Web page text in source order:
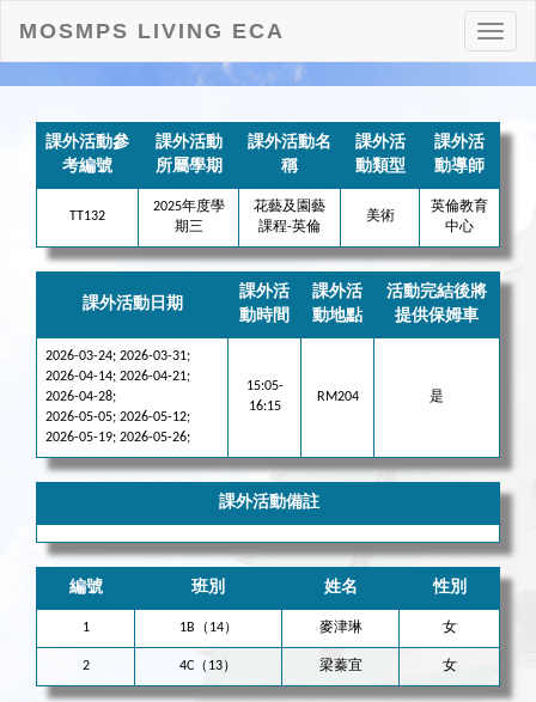
打
開
MOSMPS LIVING ECA
課外活動參
考編號
課外活動
所屬學期
課外活動名
稱
課外活
動類型
課外活
動導師
TT132
2025年度學
期三
花藝及園藝
課程-英倫
美術
英倫教育
中心
課外活動日期
課外活
動時間
課外活
動地點
活動完結後將
提供保姆車
2026-03-24; 2026-03-31;
2026-04-14; 2026-04-21;
2026-04-28;
2026-05-05; 2026-05-12;
2026-05-19; 2026-05-26;
15:05-
16:15
RM204 是
課外活動備註
編號 班別 姓名 性別
1 1B（14） 麥津琳 女
2 4C（13） 梁蓁宜 女